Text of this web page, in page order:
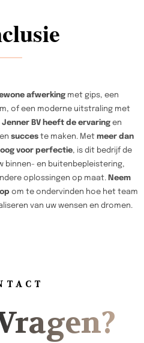
afwerking met gips, een
of een moderne uitstraling met
Jenner BV heeft de ervaringen
succes te maken. Met meer dan
oog voor perfectie, is dit bedrijf de
binnen- en buitenbepleistering,
oplossingen op maat. Neem
om te ondervinden hoe het team
van uw wensen en dromen.